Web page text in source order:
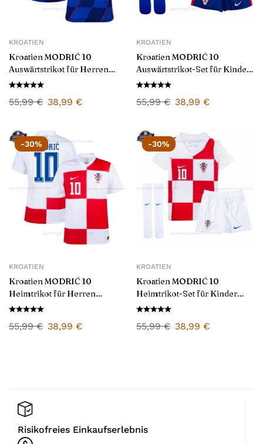
KROATIEN
Kroatien MODRIĆ 10
Auswärtstrikot für Herren
2024/25
55,99€ 38,99 €
KROATIEN
Kroatien MODRIĆ 10
Auswärtstrikot-Set für Kinder
2024/25
55,99€ 38,99 €
-30%
KROATIEN
Kroatien MODRIĆ 10
Heimtrikot für Herren
2024/25
55,99€ 38,99 €
-30%
KROATIEN
Kroatien MODRIĆ 10
Heimtrikot-Set für Kinder
2024/25
55,99€ 38,99 €
Risikofreies Einkaufserlebnis